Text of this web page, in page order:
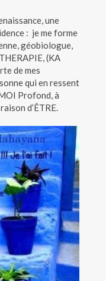
une
: je me forme
géobiologue,
(KA
de mes
qui en ressent
Profond, à
d’ÊTRE.